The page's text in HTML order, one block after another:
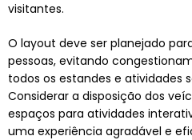
visitantes.
O layout deve ser planejado
pessoas, evitando
todos os estandes e atividades
Considerar a disposição dos
espaços para atividades
uma experiência agradável e